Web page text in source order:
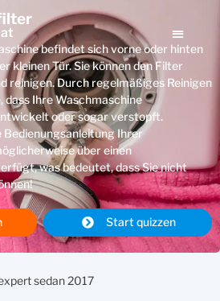
befindet sich vorne oder hinten
kleinen Tür. Sie können den Filter
reinigen. Durch regelmäßiges Reinigen
dass Ihre Waschmaschine
oder sogar verstopft.
Bedienungsanleitung Ihrer
über einen
was bedeutet, dass Sie nicht
Start quizzen
sedan 2017